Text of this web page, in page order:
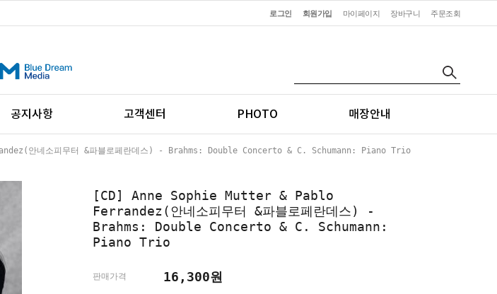
로그인 회원가입 마이페이지 장바구니 주문조회
공지사항 고객센터 PHOTO 매장안내
안네소피무터 &파블로페란데스) - Brahms: Double Concerto & C. Schumann: Piano Trio
[CD] Anne Sophie Mutter & Pablo
Ferrandez(안네소피무터 &파블로페란데스) -
Brahms: Double Concerto & C. Schumann:
Piano Trio
판매가격 16,300원